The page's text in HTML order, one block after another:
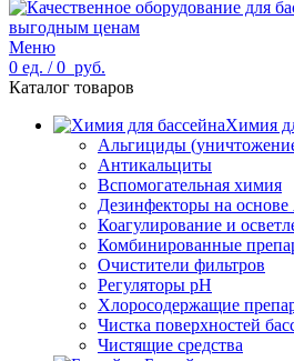
Меню
0 ед. / 0 руб.
Каталог товаров
Химия
Альгициды
Антикальциты
Вспомогательная химия
Дезинфекторы на
Коагулирование и
Комбинированные
Очистители фильтров
Регуляторы pH
Хлоросодержащие
Чистка поверхностей
Чистящие средства